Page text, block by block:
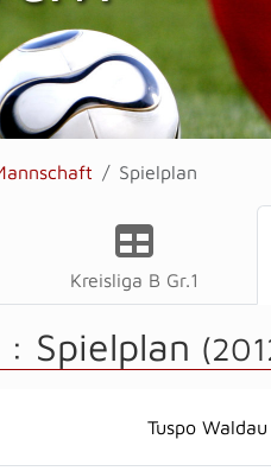
Spielplan
Kreisliga B Gr.1
: Spielplan
Tuspo Waldau